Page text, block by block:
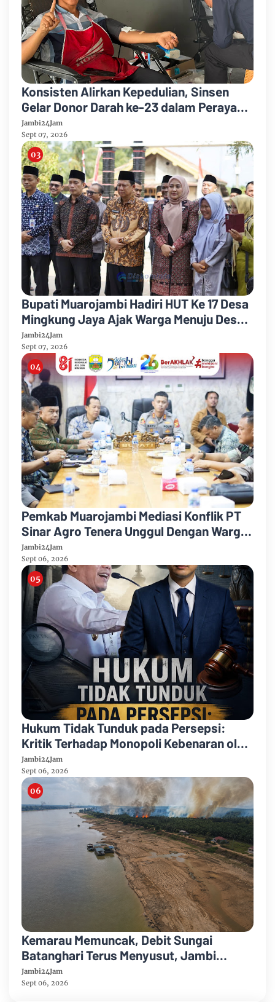
Konsisten Alirkan Kepedulian, Sinsen
Gelar Donor Darah ke-23 dalam Perayaan
Anniversary Sinsen
Jambi24Jam
Sept 07, 2026
Bupati Muarojambi Hadiri HUT Ke 17 Desa
Mingkung Jaya Ajak Warga Menuju Desa
Mandiri 2026
Jambi24Jam
Sept 07, 2026
Pemkab Muarojambi Mediasi Konflik PT
Sinar Agro Tenera Unggul Dengan Warga
Sipin Teluk Duren
Jambi24Jam
Sept 06, 2026
Hukum Tidak Tunduk pada Persepsi:
Kritik Terhadap Monopoli Kebenaran oleh
Media dan Aktivis
Jambi24Jam
Sept 06, 2026
Kemarau Memuncak, Debit Sungai
Batanghari Terus Menyusut, Jambi
Hadapi Ancaman Krisis Air Bersih dan
Karhutla
Jambi24Jam
Sept 06, 2026